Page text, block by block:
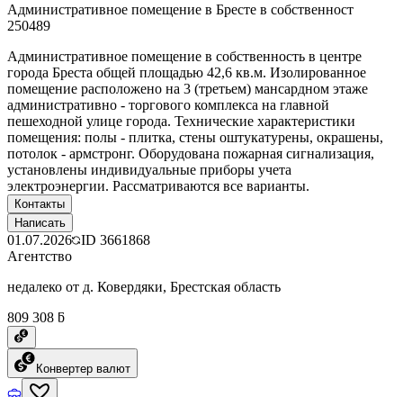
Административное помещение в Бресте в собственност
250489
Административное помещение в собственность в центре
города Бреста общей площадью 42,6 кв.м. Изолированное
помещение расположено на 3 (третьем) мансардном этаже
административно - торгового комплекса на главной
пешеходной улице города. Технические характеристики
помещения: полы - плитка, стены оштукатурены, окрашены,
потолок - армстронг. Оборудована пожарная сигнализация,
установлены индивидуальные приборы учета
электроэнергии. Рассматриваются все варианты.
Контакты
Написать
01.07.2026 ID 3661868
Агентство
недалеко от д. Ковердяки, Брестская область
809 308 ƃ
Конвертер валют